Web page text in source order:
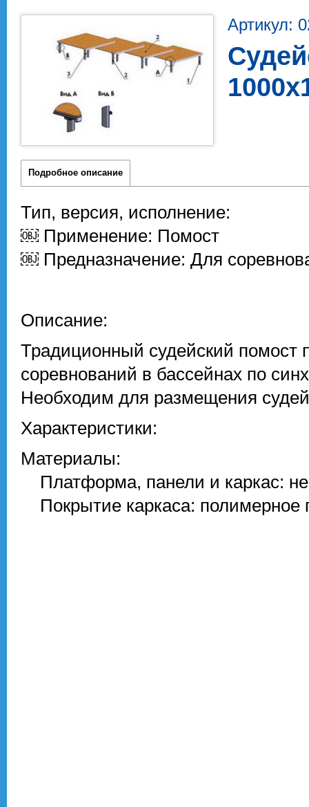
Артикул:
Подробное описание
Тип, версия, исполнение:
￼ Применение: Помост
￼ Предназначение: Для
Описание:
Традиционный судейский помост
соревнований в бассейнах по
Необходим для размещения
Характеристики:
Материалы:
Платформа, панели и каркас:
Покрытие каркаса: полимерное